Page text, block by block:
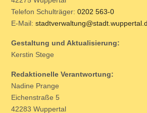
Telefon Schulträger: 0202 563-0
E-Mail:
Gestaltung und Aktualisierung:
Kerstin Stege
Redaktionelle Verantwortung:
Nadine Prange
Eichenstraße 5
42283 Wuppertal